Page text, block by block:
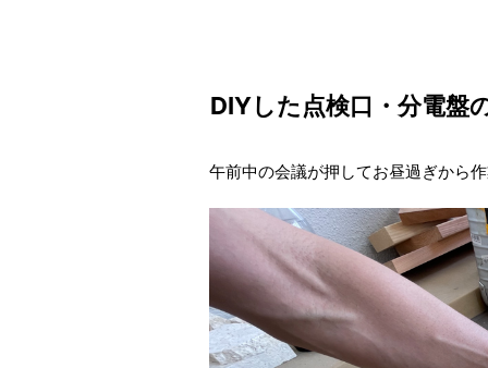
DIYした点検口・分電盤
午前中の会議が押してお昼過ぎから